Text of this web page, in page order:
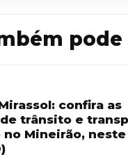
confira as
trânsito e
no Mineirão, neste